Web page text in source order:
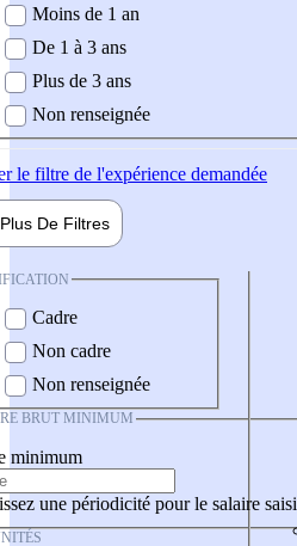
demandée
Moins de 1 an
De 1 à 3 ans
Plus de 3 ans
Non renseignée
le filtre de l'expérience demandée
Plus De Filtres
Cadre
Non cadre
Non renseignée
BRUT MINIMUM
minimum
une périodicité pour le salaire saisi